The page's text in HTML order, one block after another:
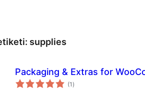
supplies
Packaging & Extras for
(1 toplam
puan
)